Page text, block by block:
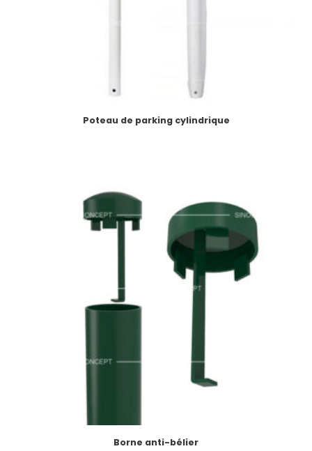
Poteau de parking cylindrique
Borne anti-bélier